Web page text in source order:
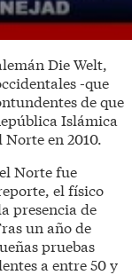
Die Welt,
-que
de que
Islámica
en 2010.
Norte fue
el físico
presencia de
un año de
pruebas
a entre 50 y